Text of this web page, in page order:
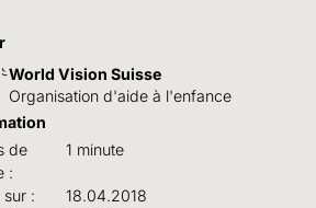
World Vision Suisse
Organisation d'aide à l'enfance
de
:
1 minute
sur :
18.04.2018